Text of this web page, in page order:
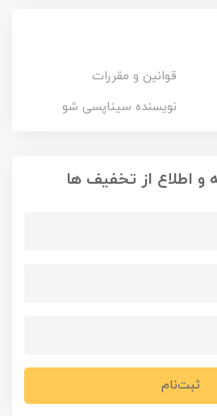
قوانین و مقررات
نویسنده سیناپسی شو
و اطلاع از تخفیف ها
ثبت‌نام